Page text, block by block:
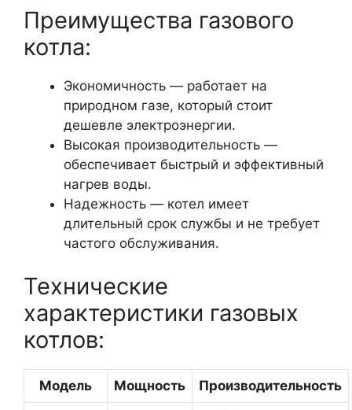
Преимущества газового
котла:
Экономичность — работает на
природном газе, который стоит
дешевле электроэнергии.
Высокая производительность —
обеспечивает быстрый и эффективный
нагрев воды.
Надежность — котел имеет
длительный срок службы и не требует
частого обслуживания.
Технические
характеристики газовых
котлов:
Модель Мощность Производительность